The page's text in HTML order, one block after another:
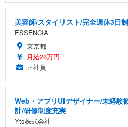
美容師/スタイリスト/完全週休3日
ESSENCIA
東京都
月給28万円
正社員
Web・アプリUIデザイナー/未経験
計/研修制度充実
Yts株式会社